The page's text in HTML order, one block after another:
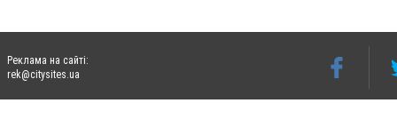
Реклама на сайті:
rek@citysites.ua